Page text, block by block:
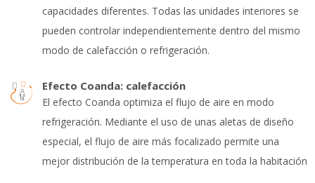
capacidades diferentes. Todas las unidades interiores se
pueden controlar independientemente dentro del mismo
modo de calefacción o refrigeración.
Efecto Coanda: calefacción
El efecto Coanda optimiza el flujo de aire en modo
refrigeración. Mediante el uso de unas aletas de diseño
especial, el flujo de aire más focalizado permite una
mejor distribución de la temperatura en toda la habitación